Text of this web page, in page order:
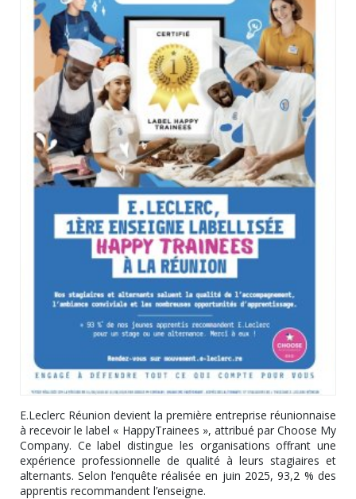
E.Leclerc Réunion devient la première entreprise réunionnaise
à recevoir le label « HappyTrainees », attribué par Choose My
Company. Ce label distingue les organisations offrant une
expérience professionnelle de qualité à leurs stagiaires et
alternants. Selon l’enquête réalisée en juin 2025, 93,2 % des
apprentis recommandent l’enseigne.